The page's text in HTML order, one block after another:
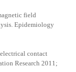
field
Epidemiology
contact
Research 2011;